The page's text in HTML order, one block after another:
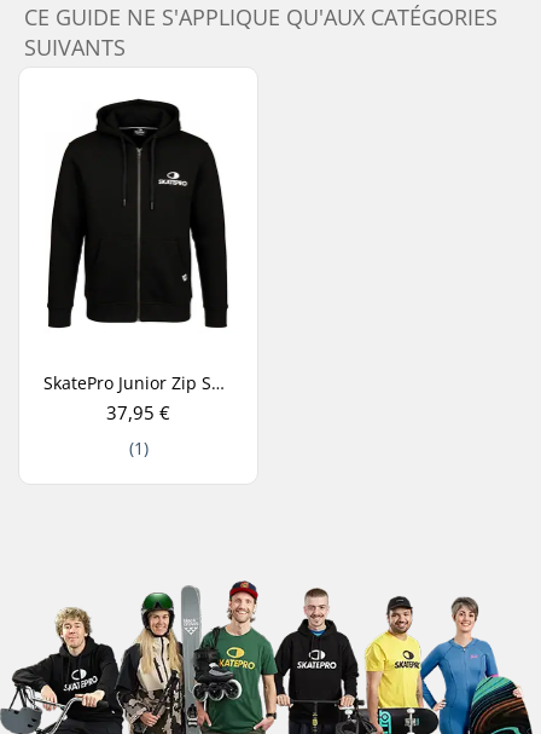
CE GUIDE NE S'APPLIQUE QU'AUX CATÉGORIES
SUIVANTS
SkatePro Junior Zip Sweat à capuche
37,95 €
(1)